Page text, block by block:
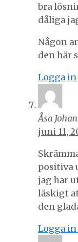
bra
dåliga
Någon
den här
Logga
Åsa
juni 11,
positiva
jag har
läskigt
den
Logga